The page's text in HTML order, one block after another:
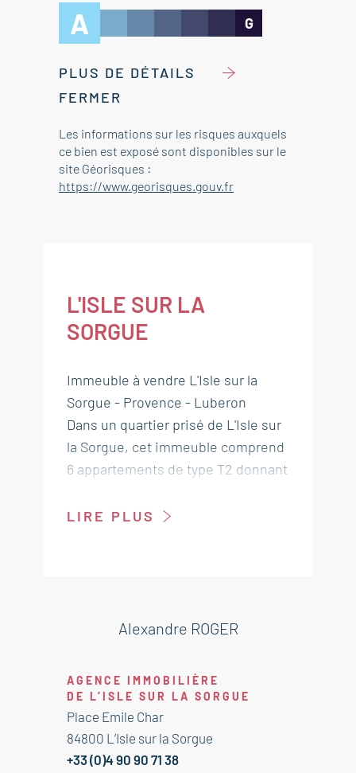
A G
PLUS DE DÉTAILS
FERMER
Les informations sur les risques auxquels
ce bien est exposé sont disponibles sur le
site Géorisques :
https://www.georisques.gouv.fr
L'ISLE SUR LA
SORGUE
Immeuble à vendre L'Isle sur la
Sorgue - Provence - Luberon
Dans un quartier prisé de L'Isle sur
la Sorgue, cet immeuble comprend
6 appartements de type T2 donnant
jardin soit sur un balcon.
cellier, un grand salon / salle à
chambre avec dressing et une salle
d'eau. Les appartements disposent
également chacun d'une cave / box
et d'une place de parking. Très bon
rendement locatif. Idéal
LIRE PLUS
Alexandre ROGER
AGENCE IMMOBILIÈRE
DE L’ISLE SUR LA SORGUE
Place Emile Char
84800 L’Isle sur la Sorgue
+33 (0)4 90 90 71 38